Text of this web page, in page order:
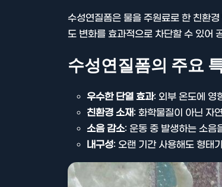
수성연질폼은 물을 주원료로 한 친환
도 변화를 효과적으로 차단할 수 있어
수성연질폼의 주요
우수한 단열 효과: 외부 온도에 영
친환경 소재: 화학물질이 아닌 자
소음 감소: 운동 중 발생하는 소음
내구성: 오랜 기간 사용해도 형태